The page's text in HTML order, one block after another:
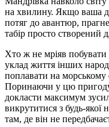
на хвилину. Якщо ваша
потяг до авантюр,
табір просто створений
Хто ж не мріяв
уклад життя інших
поплавати на морському
Поринаючи у цю пригоду,
докласти максимум
викрутитися з будь-якої
там, де він не